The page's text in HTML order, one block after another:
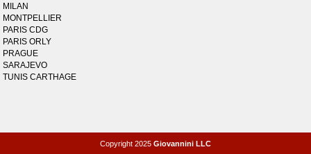
MILAN
MONTPELLIER
PARIS CDG
PARIS ORLY
PRAGUE
SARAJEVO
TUNIS CARTHAGE
Copyright 2025 Giovannini LLC